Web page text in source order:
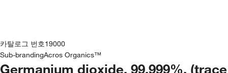
카탈로그 번호19000
Sub-brandingAcros Organics™
Germanium dioxide, 99.999%, (trace